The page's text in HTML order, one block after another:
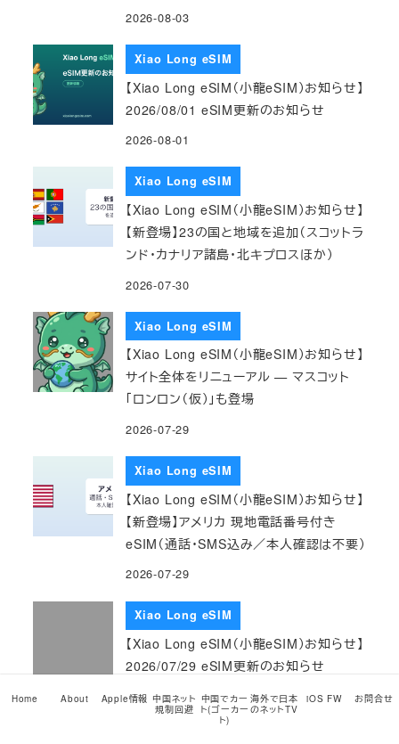
2026-08-03
Xiao Long eSIM
【Xiao Long eSIM（小龍eSIM）お知らせ】
2026/08/01 eSIM更新のお知らせ
2026-08-01
Xiao Long eSIM
【Xiao Long eSIM（小龍eSIM）お知らせ】
【新登場】23の国と地域を追加（スコットラ
ンド・カナリア諸島・北キプロスほか）
2026-07-30
Xiao Long eSIM
【Xiao Long eSIM（小龍eSIM）お知らせ】
サイト全体をリニューアル — マスコット
「ロンロン（仮）」も登場
2026-07-29
Xiao Long eSIM
【Xiao Long eSIM（小龍eSIM）お知らせ】
【新登場】アメリカ 現地電話番号付き
eSIM（通話・SMS込み／本人確認は不要）
2026-07-29
Xiao Long eSIM
【Xiao Long eSIM（小龍eSIM）お知らせ】
2026/07/29 eSIM更新のお知らせ
2026-07-29
Home About Apple情報 中国ネット
規制回避
中国でカー
ト(ゴーカー
ト)
海外で日本
のネットTV
iOS FW お問合せ